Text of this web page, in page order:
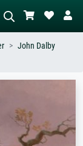
Szene – z.B. Grüne
Akt neben einem
Baum.
John Dalby